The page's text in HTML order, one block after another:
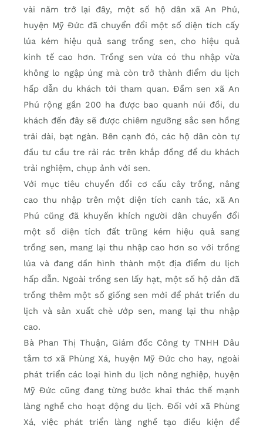
vài năm trở lại đây, một số hộ dân xã An Phú,
huyện Mỹ Đức đã chuyển đổi một số diện tích cấy
lúa kém hiệu quả sang trồng sen, cho hiệu quả
kinh tế cao hơn. Trồng sen vừa có thu nhập vừa
không lo ngập úng mà còn trở thành điểm du lịch
hấp dẫn du khách tới tham quan. Đầm sen xã An
Phú rộng gần 200 ha được bao quanh núi đồi, du
khách đến đây sẽ được chiêm ngưỡng sắc sen hồng
trải dài, bạt ngàn. Bên cạnh đó, các hộ dân còn tự
đầu tư cầu tre rải rác trên khắp đồng để du khách
trải nghiệm, chụp ảnh với sen.
Với mục tiêu chuyển đổi cơ cấu cây trồng, nâng
cao thu nhập trên một diện tích canh tác, xã An
Phú cũng đã khuyến khích người dân chuyển đổi
một số diện tích đất trũng kém hiệu quả sang
trồng sen, mang lại thu nhập cao hơn so với trồng
lúa và đang dần hình thành một địa điểm du lịch
hấp dẫn. Ngoài trồng sen lấy hạt, một số hộ dân đã
trồng thêm một số giống sen mới để phát triển du
lịch và sản xuất chè ướp sen, mang lại thu nhập
cao.
Bà Phan Thị Thuận, Giám đốc Công ty TNHH Dâu
tằm tơ xã Phùng Xá, huyện Mỹ Đức cho hay, ngoài
phát triển các loại hình du lịch nông nghiệp, huyện
Mỹ Đức cũng đang từng bước khai thác thế mạnh
làng nghề cho hoạt động du lịch. Đối với xã Phùng
Xá, việc phát triển làng nghề tạo điều kiện để